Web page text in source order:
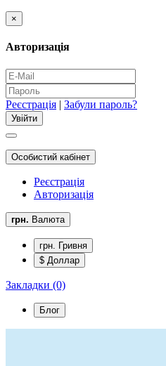
×
Авторизація
Реєстрація | Забули пароль?
Особистий кабінет
Реєстрація
Авторизація
грн. Валюта
грн. Гривня
$ Доллар
Закладки (0)
Блог